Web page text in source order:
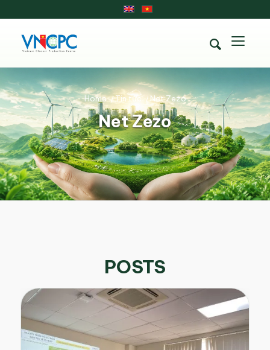
Net Zezo
Home /Tin tức /Net Zezo
POSTS